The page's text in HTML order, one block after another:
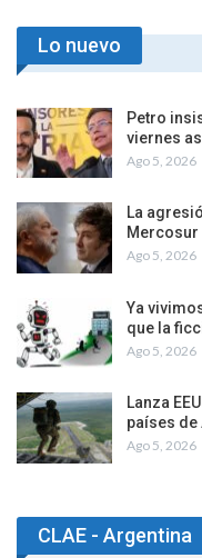
Lo nuevo
Petro
viernes
Ago 5, 2026
La
Mercosur
Ago 5, 2026
Ya
que la
Ago 5, 2026
Lanza
países de
Ago 5, 2026
CLAE - Argentina